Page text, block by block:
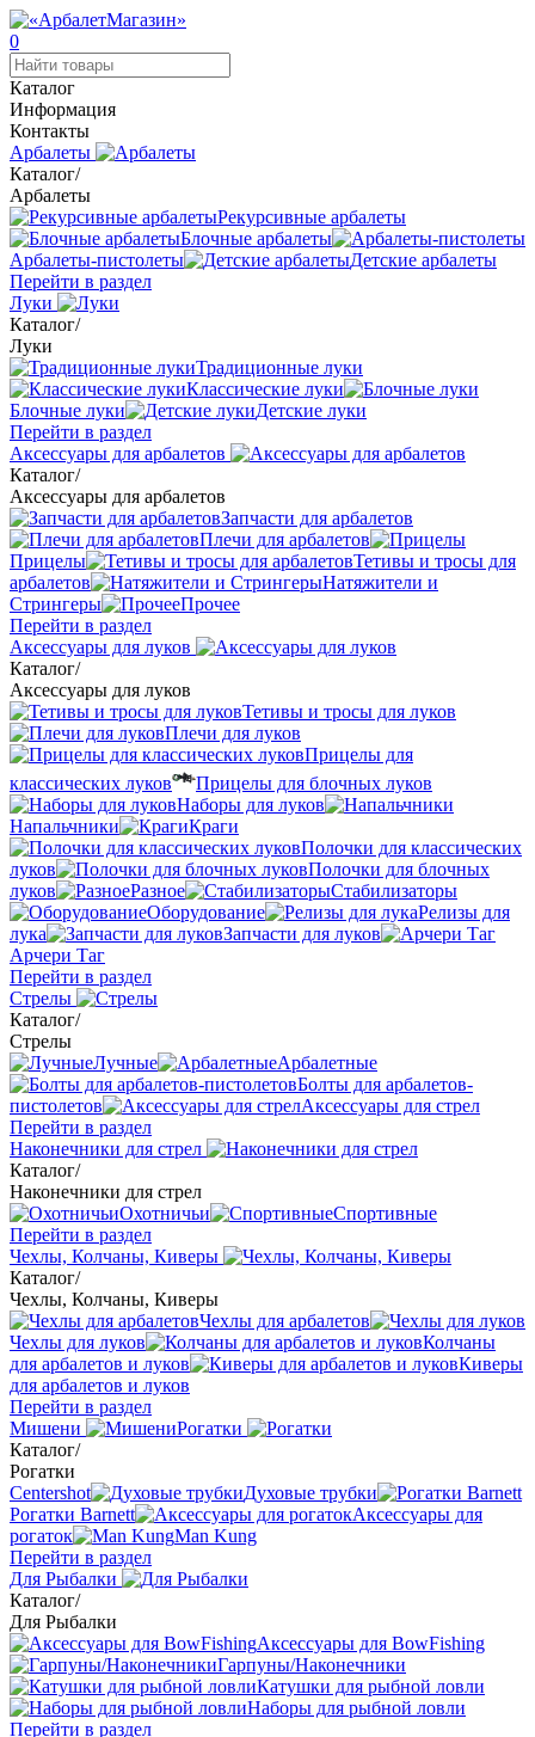
0
Каталог
Информация
Контакты
Арбалеты
Каталог/
Арбалеты
Рекурсивные арбалеты
Блочные арбалеты
Арбалеты-пистолеты
Детские арбалеты
Перейти в раздел
Луки
Каталог/
Луки
Традиционные луки
Классические луки
Блочные луки
Детские луки
Перейти в раздел
Аксессуары для арбалетов
Каталог/
Аксессуары для арбалетов
Запчасти для арбалетов
Плечи для арбалетов
Прицелы
Тетивы и тросы для
арбалетов
Натяжители и
Стрингеры
Прочее
Перейти в раздел
Аксессуары для луков
Каталог/
Аксессуары для луков
Тетивы и тросы для луков
Плечи для луков
Прицелы для
классических луков
Прицелы для блочных луков
Наборы для луков
Напальчники
Краги
Полочки для классических
луков
Полочки для блочных
луков
Разное
Стабилизаторы
Оборудование
Релизы для
лука
Запчасти для луков
Арчери Таг
Перейти в раздел
Стрелы
Каталог/
Стрелы
Лучные
Арбалетные
Болты для арбалетов-
пистолетов
Аксессуары для стрел
Перейти в раздел
Наконечники для стрел
Каталог/
Наконечники для стрел
Охотничьи
Спортивные
Перейти в раздел
Чехлы, Колчаны, Киверы
Каталог/
Чехлы, Колчаны, Киверы
Чехлы для арбалетов
Чехлы для луков
Колчаны
для арбалетов и луков
Киверы
для арбалетов и луков
Перейти в раздел
Мишени
Рогатки
Каталог/
Рогатки
Centershot
Духовые трубки
Рогатки Barnett
Аксессуары для
рогаток
Man Kung
Перейти в раздел
Для Рыбалки
Каталог/
Для Рыбалки
Аксессуары для BowFishing
Гарпуны/Наконечники
Катушки для рыбной ловли
Наборы для рыбной ловли
Перейти в раздел